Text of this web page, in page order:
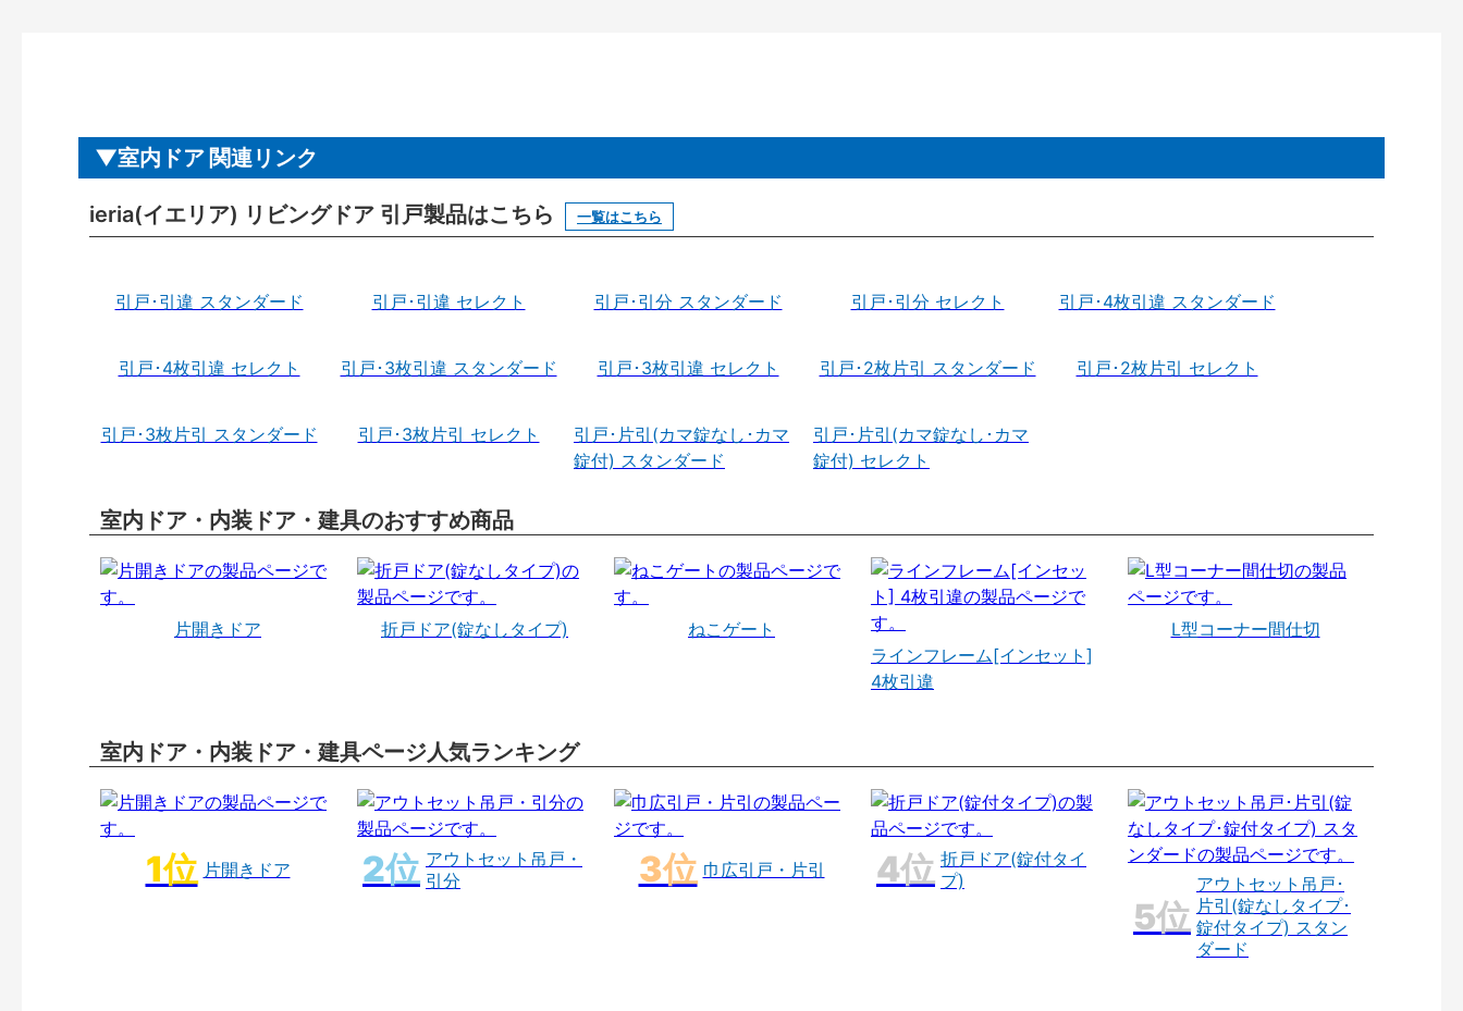
室内ドア 関連リンク
ieria(イエリア) リビングドア 引戸製品はこちら 一覧はこちら
引戸･引違 スタンダード 引戸･引違 セレクト 引戸･引分 スタンダード 引戸･引分 セレクト 引戸･4枚引違 スタンダード
引戸･4枚引違 セレクト 引戸･3枚引違 スタンダード 引戸･3枚引違 セレクト 引戸･2枚片引 スタンダード 引戸･2枚片引 セレクト
引戸･3枚片引 スタンダード 引戸･3枚片引 セレクト
引戸･片引(カマ錠なし･カマ
錠付) スタンダード
引戸･片引(カマ錠なし･カマ
錠付) セレクト
室内ドア・内装ドア・建具のおすすめ商品
片開きドア 折戸ドア(錠なしタイプ)
ねこゲート
ラインフレーム[インセット]
4枚引違
L型コーナー間仕切
室内ドア・内装ドア・建具ページ人気ランキング
片開きドア
アウトセット吊戸・
引分
巾広引戸・片引
折戸ドア(錠付タイ
プ)
アウトセット吊戸･
片引(錠なしタイプ･
錠付タイプ) スタン
ダード